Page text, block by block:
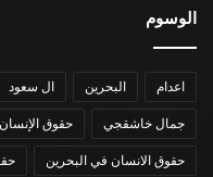
الوسوم
اعدام البحرين ال سعود
جمال خاشقجي حقوق الإنسان
حقوق الانسان في البحرين